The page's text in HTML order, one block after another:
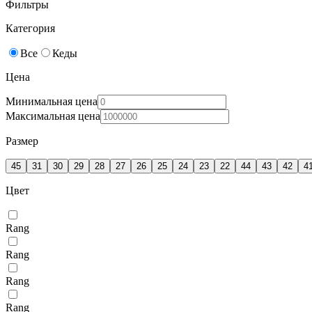
Фильтры
Категория
Все
Кеды
Цена
Минимальная цена
Максимальная цена
Размер
45 31 30 29 28 27 26 25 24 23 22 44 43 42 41
Цвет
Rang
Rang
Rang
Rang